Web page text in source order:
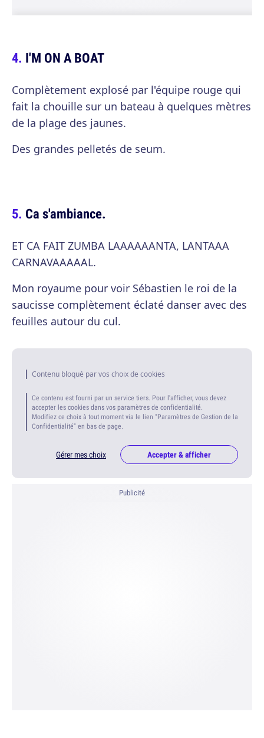
I'M ON A BOAT
Complètement explosé par l'équipe rouge qui
fait la chouille sur un bateau à quelques mètres
de la plage des jaunes.
Des grandes pelletés de seum.
Ca s'ambiance.
ET CA FAIT ZUMBA LAAAAAANTA, LANTAAA
CARNAVAAAAAL.
Mon royaume pour voir Sébastien le roi de la
saucisse complètement éclaté danser avec des
feuilles autour du cul.
Contenu bloqué par vos choix de cookies
Ce contenu est fourni par un service tiers. Pour l'afficher, vous devez
accepter les cookies dans vos paramètres de confidentialité.
Modifiez ce choix à tout moment via le lien "Paramètres de Gestion de la
Confidentialité" en bas de page.
Gérer mes choix Accepter & afficher
Publicité